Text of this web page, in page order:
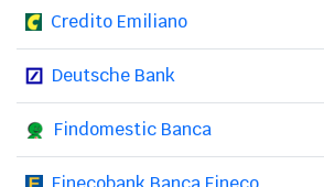
Credito Emiliano
Deutsche Bank
Findomestic Banca